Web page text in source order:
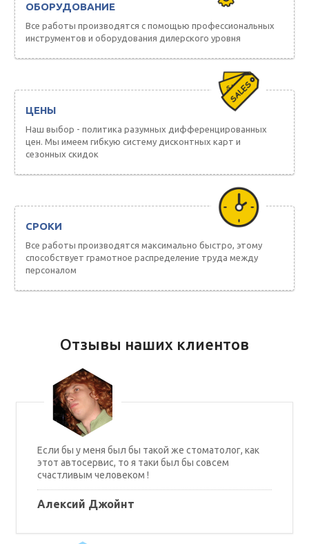
ОБОРУДОВАНИЕ
Все работы производятся с помощью профессиональных
инструментов и оборудования дилерского уровня
ЦЕНЫ
Наш выбор - политика разумных дифференцированных
цен. Мы имеем гибкую систему дисконтных карт и
сезонных скидок
СРОКИ
Все работы производятся максимально быстро, этому
способствует грамотное распределение труда между
персоналом
Отзывы наших клиентов
Если бы у меня был бы такой же стоматолог, как
этот автосервис, то я таки был бы совсем
счастливым человеком !
Алексий Джойнт